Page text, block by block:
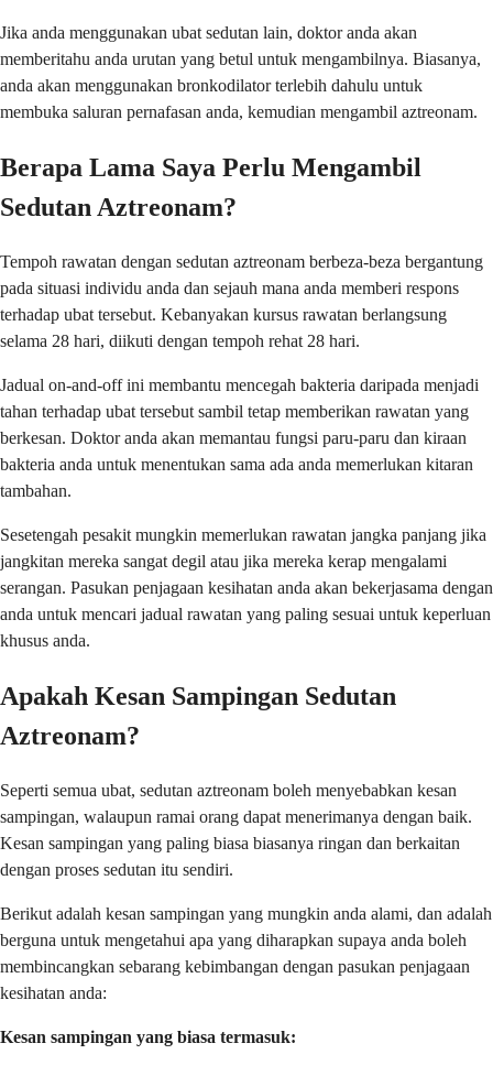
Jika anda menggunakan ubat sedutan lain, doktor anda akan
memberitahu anda urutan yang betul untuk mengambilnya. Biasanya,
anda akan menggunakan bronkodilator terlebih dahulu untuk
membuka saluran pernafasan anda, kemudian mengambil aztreonam.
Berapa Lama Saya Perlu Mengambil
Sedutan Aztreonam?
Tempoh rawatan dengan sedutan aztreonam berbeza-beza bergantung
pada situasi individu anda dan sejauh mana anda memberi respons
terhadap ubat tersebut. Kebanyakan kursus rawatan berlangsung
selama 28 hari, diikuti dengan tempoh rehat 28 hari.
Jadual on-and-off ini membantu mencegah bakteria daripada menjadi
tahan terhadap ubat tersebut sambil tetap memberikan rawatan yang
berkesan. Doktor anda akan memantau fungsi paru-paru dan kiraan
bakteria anda untuk menentukan sama ada anda memerlukan kitaran
tambahan.
Sesetengah pesakit mungkin memerlukan rawatan jangka panjang jika
jangkitan mereka sangat degil atau jika mereka kerap mengalami
serangan. Pasukan penjagaan kesihatan anda akan bekerjasama dengan
anda untuk mencari jadual rawatan yang paling sesuai untuk keperluan
khusus anda.
Apakah Kesan Sampingan Sedutan
Aztreonam?
Seperti semua ubat, sedutan aztreonam boleh menyebabkan kesan
sampingan, walaupun ramai orang dapat menerimanya dengan baik.
Kesan sampingan yang paling biasa biasanya ringan dan berkaitan
dengan proses sedutan itu sendiri.
Berikut adalah kesan sampingan yang mungkin anda alami, dan adalah
berguna untuk mengetahui apa yang diharapkan supaya anda boleh
membincangkan sebarang kebimbangan dengan pasukan penjagaan
kesihatan anda:
Kesan sampingan yang biasa termasuk: